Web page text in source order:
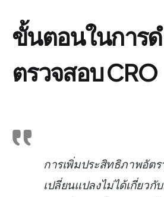
ขั้นตอนในการ
ตรวจสอบ CRO
การเพิ่มประสิทธิภาพอัตร
เปลี่ยนแปลงไม่ได้เกี่ยวกั